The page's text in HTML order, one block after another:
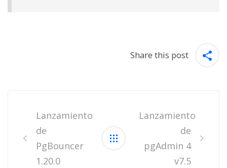
Share this post
navigation
Lanzamiento
de
PgBouncer
1.20.0
Lanzamiento
de
pgAdmin 4
v7.5